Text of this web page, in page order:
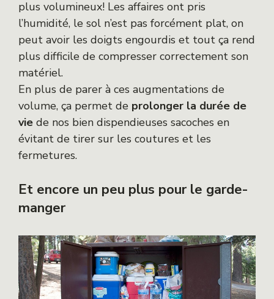
plus volumineux! Les affaires ont pris
l’humidité, le sol n’est pas forcément plat, on
peut avoir les doigts engourdis et tout ça rend
plus difficile de compresser correctement son
matériel.
En plus de parer à ces augmentations de
volume, ça permet de prolonger la durée de
vie de nos bien dispendieuses sacoches en
évitant de tirer sur les coutures et les
fermetures.
Et encore un peu plus pour le garde-
manger